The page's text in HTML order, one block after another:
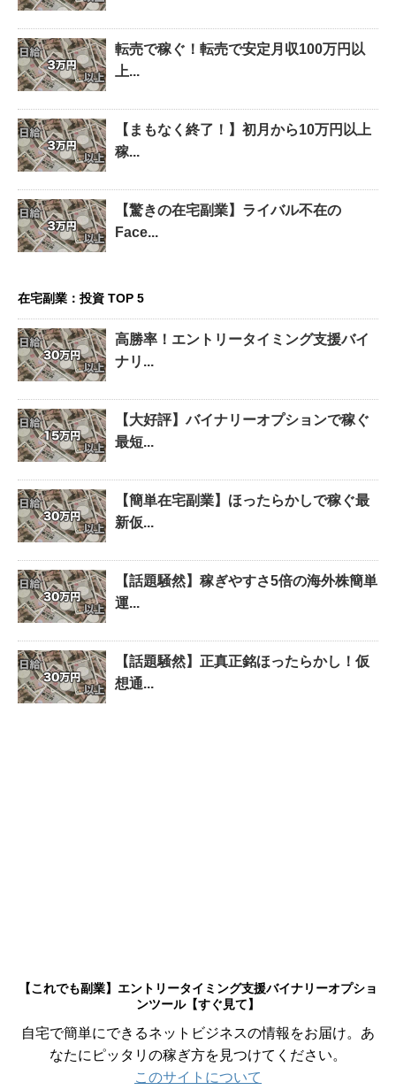
転売で稼ぐ！転売で安定月収100万円以
上...
【まもなく終了！】初月から10万円以上
稼...
【驚きの在宅副業】ライバル不在の
Face...
在宅副業：投資 TOP 5
高勝率！エントリータイミング支援バイ
ナリ...
【大好評】バイナリーオプションで稼ぐ
最短...
【簡単在宅副業】ほったらかしで稼ぐ最
新仮...
【話題騒然】稼ぎやすさ5倍の海外株簡単
運...
【話題騒然】正真正銘ほったらかし！仮
想通...
【これでも副業】エントリータイミング支援バイナリーオプショ
ンツール【すぐ見て】
自宅で簡単にできるネットビジネスの情報をお届け。あ
なたにピッタリの稼ぎ方を見つけてください。
このサイトについて